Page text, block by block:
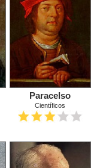
Paracelso
Científicos